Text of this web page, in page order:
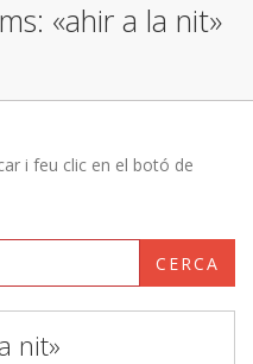
«ahir a la nit»
i feu clic en el botó de
CERCA
nit»